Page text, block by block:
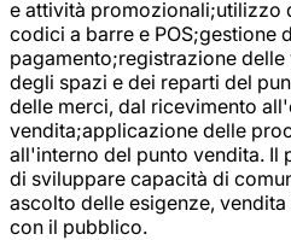
e attività promozionali;utilizzo
codici a barre e POS;gestione
pagamento;registrazione
degli spazi e dei reparti del
delle merci, dal ricevimento
vendita;applicazione delle
all'interno del punto vendita. Il
di sviluppare capacità di
ascolto delle esigenze,
con il pubblico.